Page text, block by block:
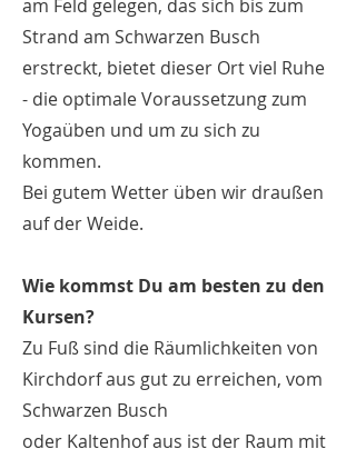
am Feld gelegen, das sich bis zum
Strand am Schwarzen Busch
erstreckt, bietet dieser Ort viel Ruhe
- die optimale Voraussetzung zum
Yogaüben und um zu sich zu
kommen.
Bei gutem Wetter üben wir draußen
auf der Weide.
Wie kommst Du am besten zu den
Kursen?
Zu Fuß sind die Räumlichkeiten von
Kirchdorf aus gut zu erreichen, vom
Schwarzen Busch
oder Kaltenhof aus ist der Raum mit